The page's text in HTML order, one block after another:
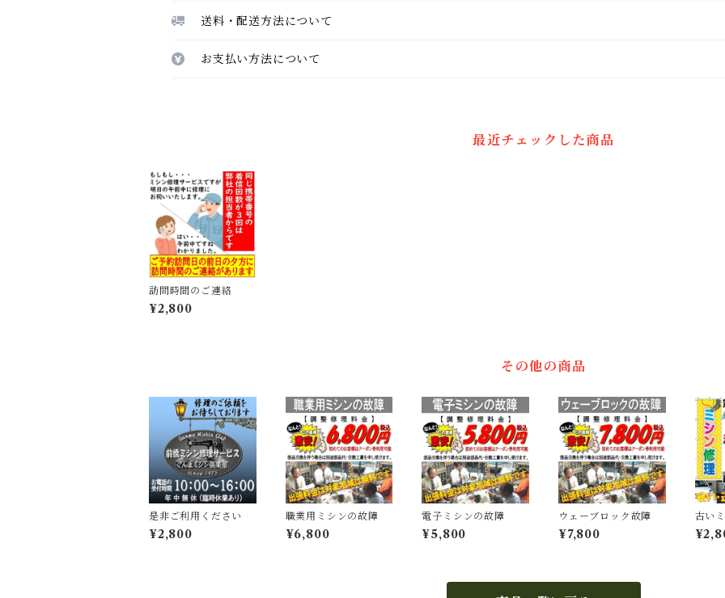
送料・配送方法について
お支払い方法について
最近チェックした商品
訪問時間のご連絡
¥2,800
その他の商品
是非ご利用ください
¥2,800
職業用ミシンの故障
¥6,800
電子ミシンの故障
¥5,800
ウェーブロック故障
¥7,800
古い